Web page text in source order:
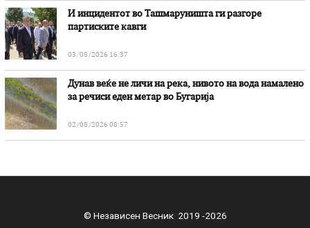
И инцидентот во Ташмаруништa ги разгоре
партиските кавги
03/08/2026 16:37
Дунав веќе не личи на река, нивото на вода намалено
за речиси еден метар во Бугарија
02/08/2026 08:57
© Независен Весник 2019 -2026